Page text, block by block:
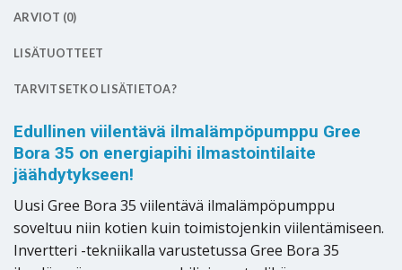
ARVIOT (0)
LISÄTUOTTEET
TARVITSETKO LISÄTIETOA?
Edullinen viilentävä ilmalämpöpumppu Gree
Bora 35 on energiapihi ilmastointilaite
jäähdytykseen!
Uusi Gree Bora 35 viilentävä ilmalämpöpumppu
soveltuu niin kotien kuin toimistojenkin viilentämiseen.
Invertteri -tekniikalla varustetussa Gree Bora 35